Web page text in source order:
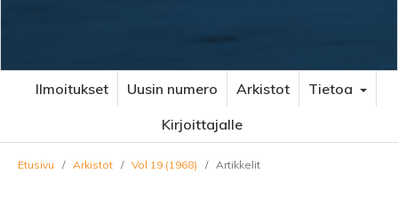
Ilmoitukset Uusin numero Arkistot
Tietoa
Kirjoittajalle
Etusivu / Arkistot / Vol 19 (1968) / Artikkelit